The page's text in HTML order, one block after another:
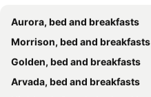
Aurora, bed and breakfasts
Morrison, bed and breakfasts
Golden, bed and breakfasts
Arvada, bed and breakfasts